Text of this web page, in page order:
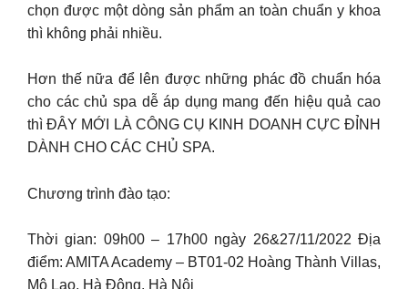
chọn được một dòng sản phẩm an toàn chuẩn y khoa
thì không phải nhiều.
Hơn thế nữa để lên được những phác đồ chuẩn hóa
cho các chủ spa dễ áp dụng mang đến hiệu quả cao
thì ĐÂY MỚI LÀ CÔNG CỤ KINH DOANH CỰC ĐỈNH
DÀNH CHO CÁC CHỦ SPA.
Chương trình đào tạo:
Thời gian: 09h00 – 17h00 ngày 26&27/11/2022 Địa
điểm: AMITA Academy – BT01-02 Hoàng Thành Villas,
Mộ Lao, Hà Đông, Hà Nội